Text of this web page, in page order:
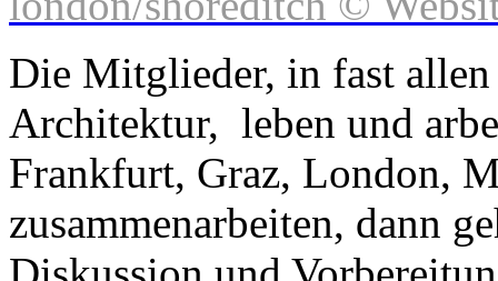
Die Mitglieder, in fast
Architektur, leben und
Frankfurt, Graz, London,
zusammenarbeiten, dann